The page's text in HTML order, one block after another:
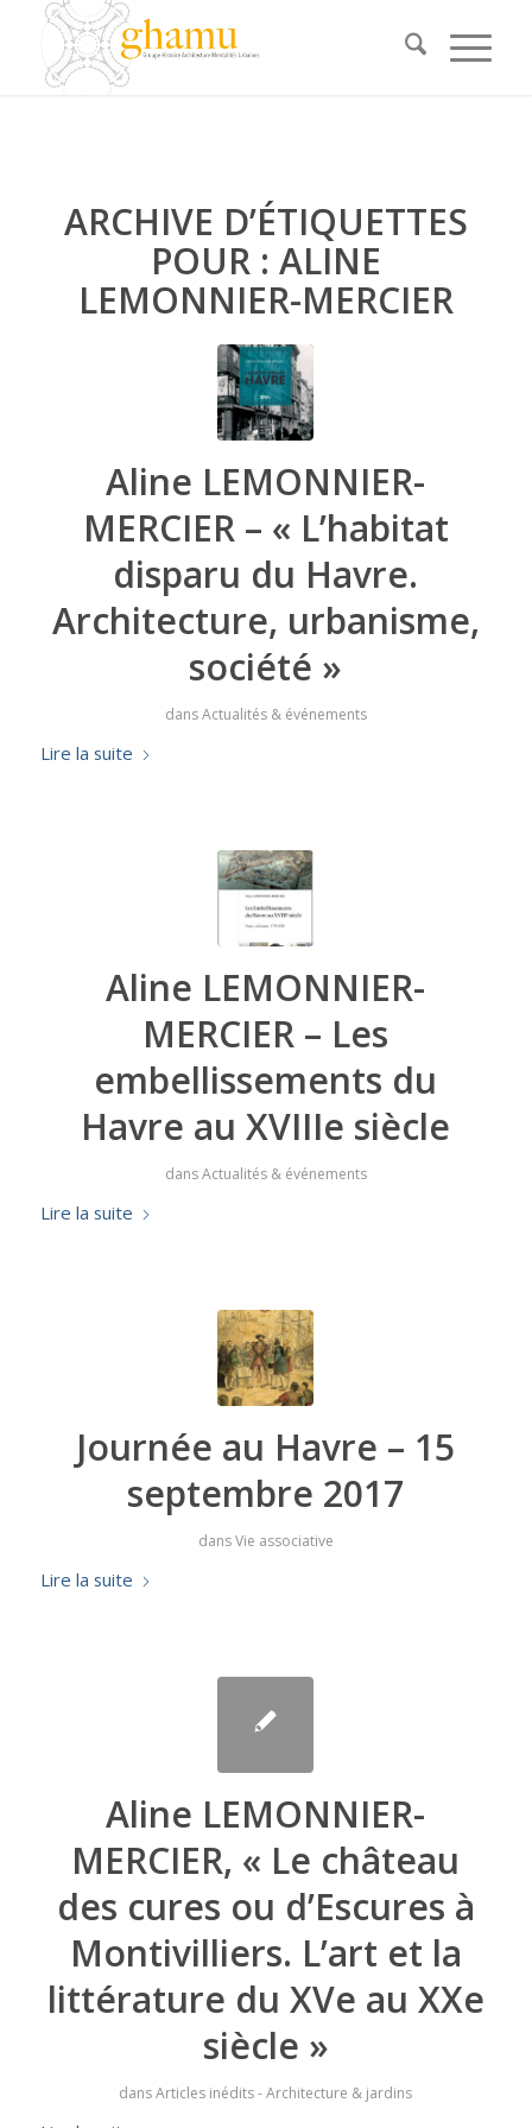
ARCHIVE D’ÉTIQUETTES
POUR : ALINE
LEMONNIER-MERCIER
Aline LEMONNIER-
MERCIER – « L’habitat
disparu du Havre.
Architecture, urbanisme,
société »
dansActualités & événements
Lire la suite
Aline LEMONNIER-
MERCIER – Les
embellissements du
Havre au XVIIIe siècle
dansActualités & événements
Lire la suite
Journée au Havre – 15
septembre 2017
dansVie associative
Lire la suite
Aline LEMONNIER-
MERCIER, « Le château
des cures ou d’Escures à
Montivilliers. L’art et la
littérature du XVe au XXe
siècle »
dansArticles inédits - Architecture & jardins